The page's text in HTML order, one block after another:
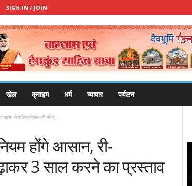
SIGN IN / JOIN
खेल क्राइम धर्म व्यापार पर्यटन
री-रजिस्ट्रेशन की सीमा...
होंगे आसान, री-
3 साल करने का प्रस्ताव